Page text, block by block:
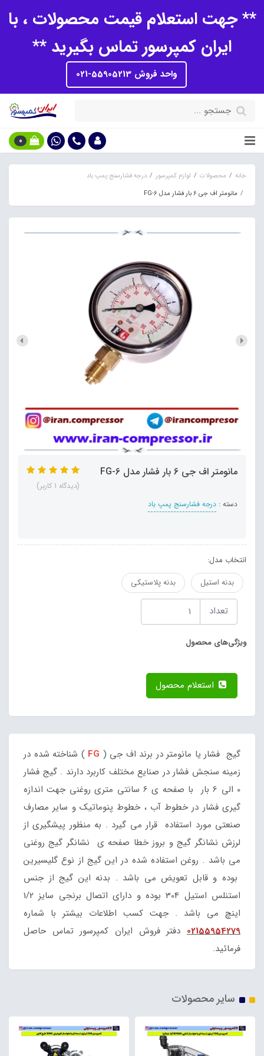
** جهت استعلام قیمت محصولات ، با
ایران کمپرسور تماس بگیرید **
واحد فروش 55905213-021
0
خانه محصولات لوازم کمپرسور
درجه فشارسنج پمپ باد
مانومتر اف جی 6 بار فشار مدل FG-6
مانومتر اف جی 6 بار فشار مدل FG-6
دسته : درجه فشارسنج پمپ باد
(دیدگاه 1 کاربر)
انتخاب مدل:
بدنه استیل
بدنه پلاستیکی
تعداد
ویژگی‌های محصول
گیج فشار یا مانومتر در برند اف جی ( FG ) شناخته شده در
زمینه سنجش فشار در صنایع مختلف کاربرد دارند . گیج فشار
0 الی 6 بار با صفحه ی 6 سانتی متری روغنی جهت اندازه
گیری فشار در خطوط آب ، خطوط پنوماتیک و سایر مصارف
صنعتی مورد استفاده قرار می گیرد . به منظور پیشگیری از
لرزش نشانگر گیج و بروز خطا صفحه ی نشانگر گیج روغنی
می باشد . روغن استفاده شده در این گیج از نوع گلیسیرین
بوده و قابل تعویض می باشد . بدنه این گیج از جنس
استنلس استیل 304 بوده و دارای اتصال برنجی سایز 1/2
اینچ می باشد . جهت کسب اطلاعات بیشتر با شماره
02155954279 دفتر فروش ایران کمپرسور تماس حاصل
فرمائید.
سایر محصولات